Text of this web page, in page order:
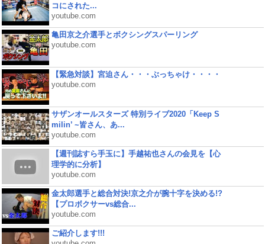
コにされた...
youtube.com
亀田京之介選手とボクシングスパーリング
youtube.com
【緊急対談】宮迫さん・・・ぶっちゃけ・・・・
youtube.com
サザンオールスターズ 特別ライブ2020「Keep S
milin’ ~皆さん、あ...
youtube.com
【週刊誌すら手玉に】手越祐也さんの会見を【心
理学的に分析】
youtube.com
金太郎選手と総合対決!京之介が腕十字を決める!?
【プロボクサーvs総合...
youtube.com
ご紹介します!!!